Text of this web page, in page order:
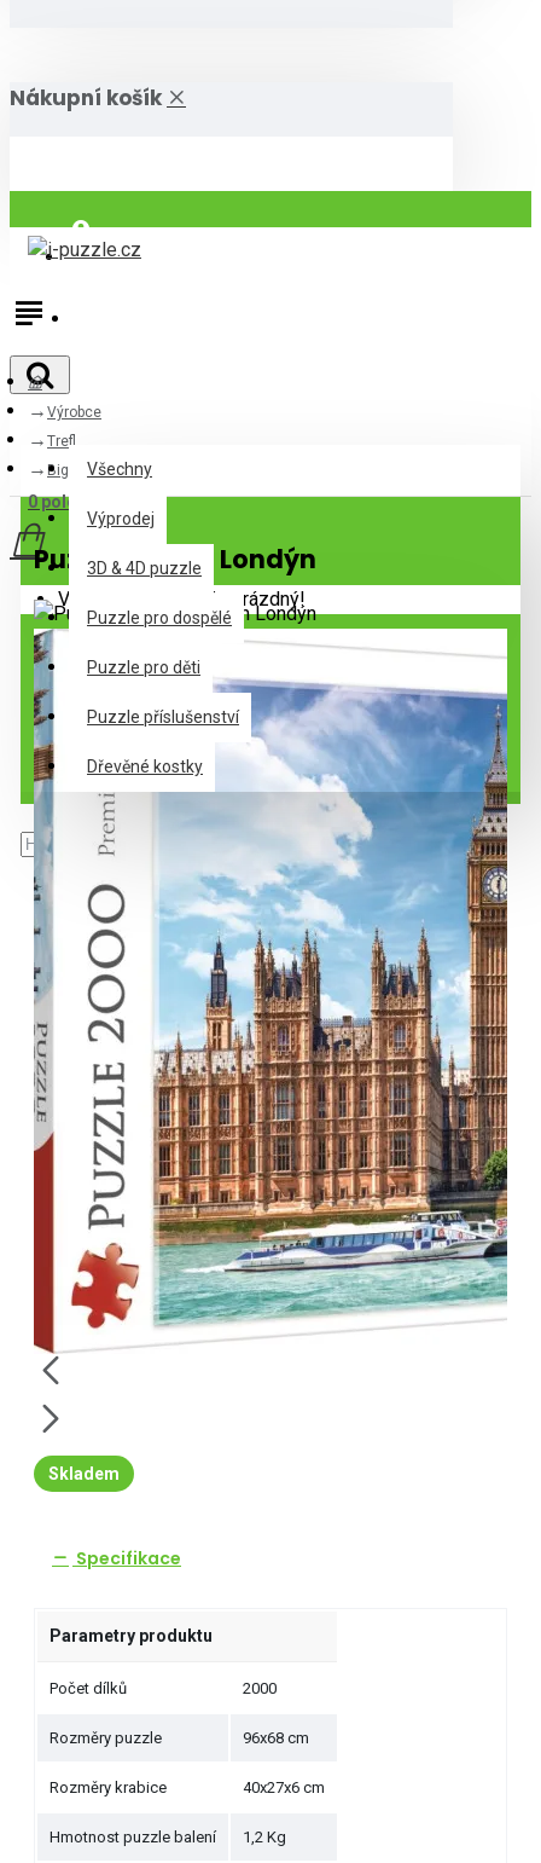
Nákupní košík
Přihlásit
Všechny
Všechny
Výprodej
3D & 4D puzzle
Puzzle pro dospělé
Puzzle pro děti
Puzzle příslušenství
Dřevěné kostky
0 položek - 0Kč
Váš nákupní košík je prázdný!
Výrobce
Trefl
Big Ben Londýn
Puzzle Big Ben Londýn
Skladem
Specifikace
Parametry produktu
Počet dílků 2000
Rozměry puzzle 96x68 cm
Rozměry krabice 40x27x6 cm
Hmotnost puzzle balení 1,2 Kg